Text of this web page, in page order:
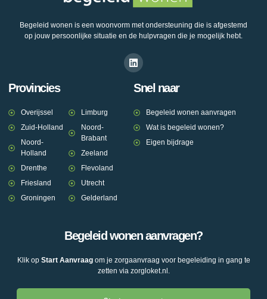
Begeleid wonen is een woonvorm met ondersteuning die is afgestemd
op jouw persoonlijke situatie en de hulpvragen die je mogelijk hebt.
Provincies
Overijssel
Zuid-Holland
Noord-
Holland
Drenthe
Friesland
Groningen
Limburg
Noord-
Brabant
Zeeland
Flevoland
Utrecht
Gelderland
Snel naar
Begeleid wonen aanvragen
Wat is begeleid wonen?
Eigen bijdrage
Begeleid wonen aanvragen?
Klik op Start Aanvraagom je zorgaanvraag voor begeleiding in gang te
zetten via zorgloket.nl.